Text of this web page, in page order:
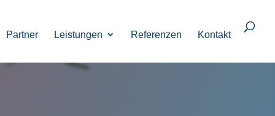
Partner Leistungen Referenzen Kontakt